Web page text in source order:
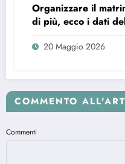
Organizzare il
di più, ecco i dati
20 Maggio 2026
COMMENTO
Commenti